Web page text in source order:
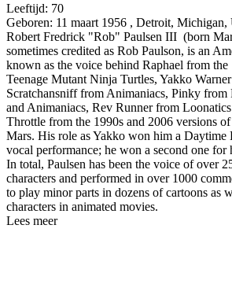
Leeftijd: 70
Geboren: 11 maart 1956 , Detroit, Michigan,
Robert Fredrick "Rob" Paulsen III (born
sometimes credited as Rob Paulson, is an
known as the voice behind Raphael from
Teenage Mutant Ninja Turtles, Yakko
Scratchansniff from Animaniacs, Pinky from
and Animaniacs, Rev Runner from
Throttle from the 1990s and 2006 versions
Mars. His role as Yakko won him a
vocal performance; he won a second one
In total, Paulsen has been the voice of over
characters and performed in over 1000
to play minor parts in dozens of cartoons as
characters in animated movies.
Lees meer